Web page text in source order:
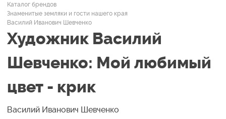
Каталог брендов
Знаменитые земляки и гости нашего края
Василий Иванович Шевченко
Художник Василий
Шевченко: Мой любимый
цвет - крик
Василий Иванович Шевченко